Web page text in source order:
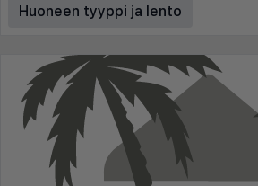
Huoneen tyyppi ja lento